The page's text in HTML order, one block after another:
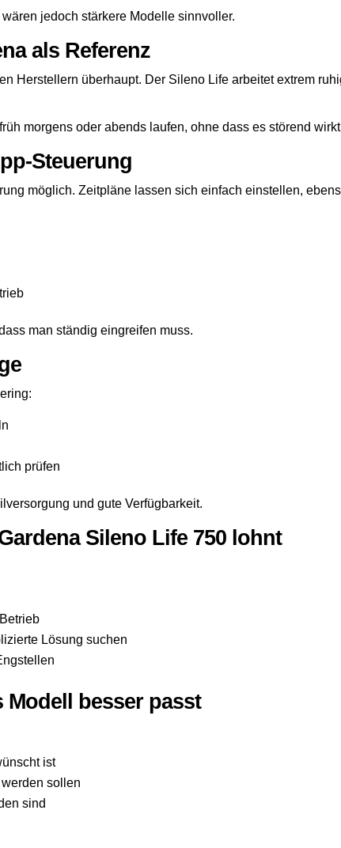
jedoch stärkere Modelle sinnvoller.
als Referenz
Herstellern überhaupt. Der Sileno Life arbeitet extrem
morgens oder abends laufen, ohne dass es störend
Steuerung
möglich. Zeitpläne lassen sich einfach einstellen,
man ständig eingreifen muss.
prüfen
und gute Verfügbarkeit.
Sileno Life 750 lohnt
Lösung suchen
Modell besser passt
ist
sollen
sind